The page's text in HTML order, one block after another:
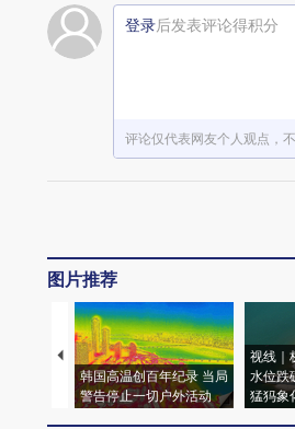
登录后发表评论得积分
评论仅代表网友个人观点，
图片推荐
韩国高温创百年纪录 当局
警告停止一切户外活动
视线｜
水位跌
猛犸象